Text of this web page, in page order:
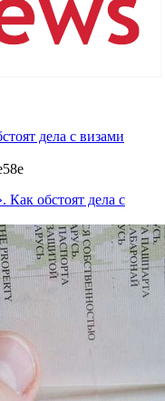
дела с визами
Как обстоят дела с